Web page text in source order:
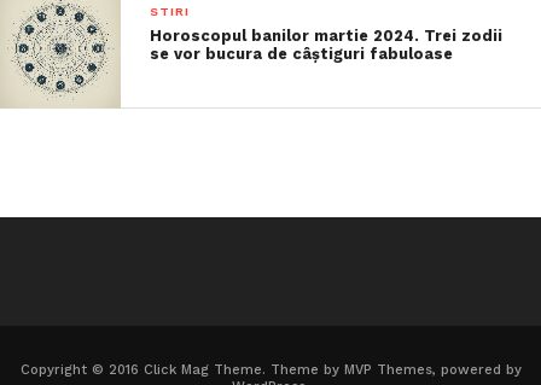
STIRI
Horoscopul banilor martie 2024. Trei zodii
se vor bucura de câștiguri fabuloase
Copyright © 2016 Click Mag Theme. Theme by MVP Themes, powered by